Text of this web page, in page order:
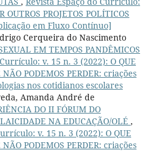
PROJETOS POLÍTICOS
em Fluxo Contínuo]
Cerqueira do Nascimento
EM TEMPOS PANDÊMICOS
v. 15 n. 3 (2022): O QUE
PODEMOS PERDER: criações
nos cotidianos escolares
Amanda André de
DO II FÓRUM DO
NA EDUCAÇÃO/OLÉ ,
v. 15 n. 3 (2022): O QUE
PODEMOS PERDER: criações